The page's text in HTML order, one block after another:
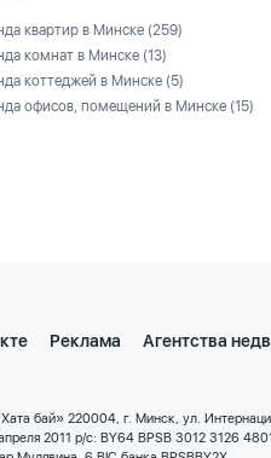
квартир в Минске (259)
комнат в Минске (13)
коттеджей в Минске (5)
офисов, помещений в Минске (15)
Реклама Агентства
бай» 220004, г. Минск, ул.
2011 р/с: BY64 BPSB 3012 3126